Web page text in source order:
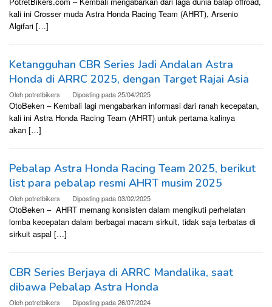
kali ini Crosser muda Astra Honda Racing Team (AHRT), Arsenio
Algifari […]
Ketangguhan CBR Series Jadi Andalan Astra
Honda di ARRC 2025, dengan Target Rajai Asia
Olehpotretbikers Diposting pada25/04/2025
OtoBeken – Kembali lagi mengabarkan informasi dari ranah kecepatan,
kali ini Astra Honda Racing Team (AHRT) untuk pertama kalinya
akan […]
Pebalap Astra Honda Racing Team 2025, berikut
list para pebalap resmi AHRT musim 2025
Olehpotretbikers Diposting pada03/02/2025
OtoBeken – AHRT memang konsisten dalam mengikuti perhelatan
lomba kecepatan dalam berbagai macam sirkuit, tidak saja terbatas di
sirkuit aspal […]
CBR Series Berjaya di ARRC Mandalika, saat
dibawa Pebalap Astra Honda
Olehpotretbikers Diposting pada26/07/2024